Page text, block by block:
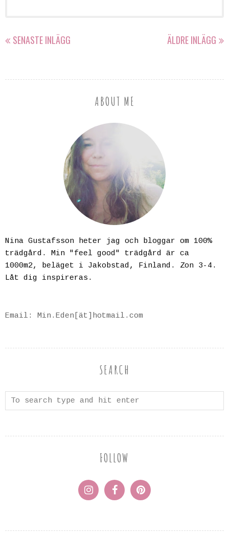
SENASTE INLÄGG ÄLDRE INLÄGG
ABOUT ME
Nina Gustafsson heter jag och bloggar om 100%
trädgård. Min "feel good" trädgård är ca
1000m2, beläget i Jakobstad, Finland. Zon 3-4.
Låt dig inspireras.
Email: Min.Eden[ät]hotmail.com
SEARCH
FOLLOW